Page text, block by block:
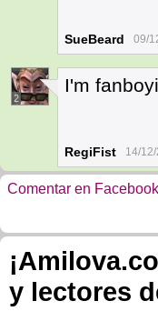
SueBeard 09/
2
I'm
RegiFist 14/
Comentar en Facebook
y lectores